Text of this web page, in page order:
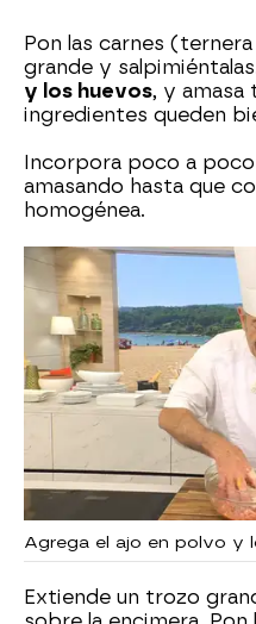
Pon las carnes
grande y
y los huevos, y amasa
ingredientes queden
Incorpora poco a
amasando hasta que
homogénea.
Agrega el ajo en polvo y
Extiende un trozo